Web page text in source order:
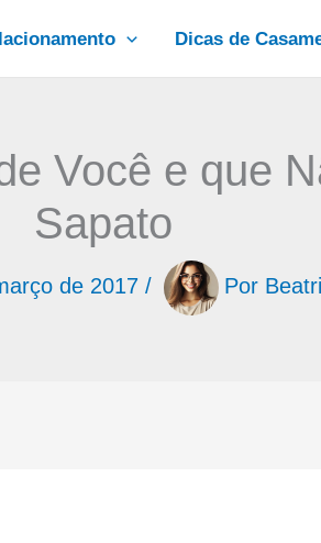
Dicas de
Você e que
Sapato
de 2017 / Por